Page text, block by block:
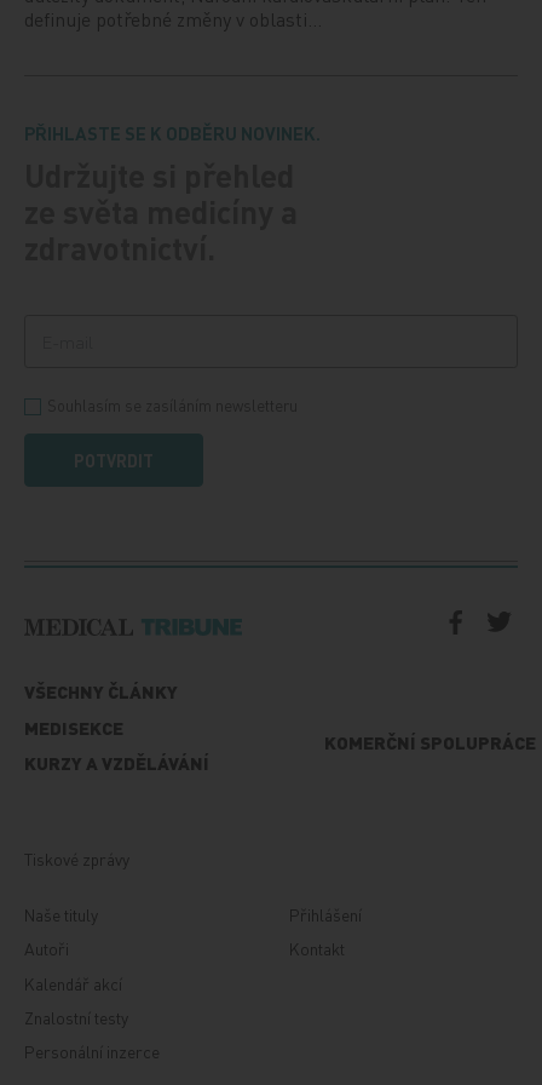
definuje potřebné změny v oblasti…
PŘIHLASTE SE K ODBĚRU NOVINEK.
POTVRDIT
VŠECHNY ČLÁNKY
MEDISEKCE
KURZY A VZDĚLÁVÁNÍ
KOMERČNÍ SPOLUPRÁCE
Tiskové zprávy
Naše tituly
Autoři
Kalendář akcí
Znalostní testy
Personální inzerce
Přihlášení
Kontakt